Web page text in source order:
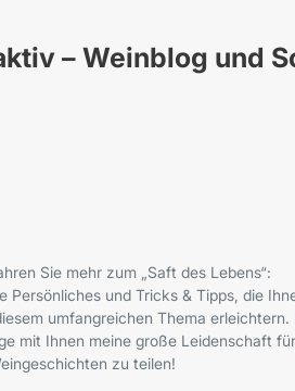
– Weinblog und
Sie mehr zum „Saft des Lebens“:
Persönliches und Tricks & Tipps, die
umfangreichen Thema erleichtern.
mit Ihnen meine große Leidenschaft
zu teilen!